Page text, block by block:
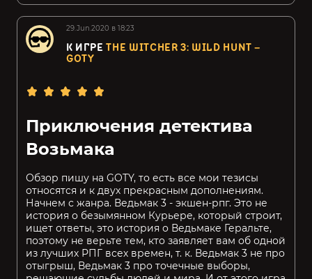
29.Jun.2020 в 18:23
К ИГРЕTHE WITCHER 3: WILD HUNT –
GOTY
Приключения детектива
Возьмака
Обзор пишу на GOTY, то есть все мои тезисы
относятся и к двух прекрасным дополнениям.
Начнем с жанра. Ведьмак 3 - экшен-рпг. Это не
история о безымянном Курьере, который строит,
ищет ответы, это история о Ведьмаке Геральте,
поэтому не верьте тем, кто заявляет вам об одной
из лучших РПГ всех времен, т. к. Ведьмак 3 не про
отыгрыш, Ведьмак 3 про точечные выборы,